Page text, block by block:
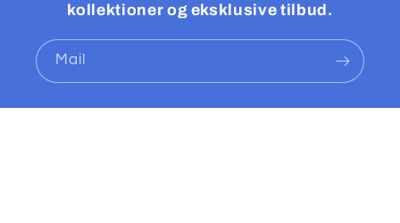
kollektioner og eksklusive tilbud.
Mail